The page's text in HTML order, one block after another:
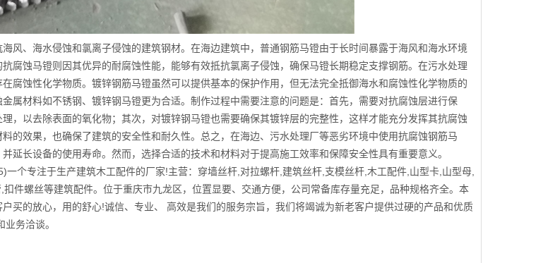
风、海水侵蚀和氯离子侵蚀的建筑钢材。在海边建筑中，普通钢筋马镫由于长时间暴露于海风和海水环境
腐蚀马镫则因其优异的耐腐蚀性能，能够有效抵抗氯离子侵蚀，确保马镫长期稳定支撑钢筋。在污水处理
腐蚀性化学物质。镀锌钢筋马镫虽然可以提供基本的保护作用，但无法完全抵御海水和腐蚀性化学物质的
属材料如不锈钢、镀锌钢马镫更为合适。制作过程中需要注意的问题是：首先，需要对抗腐蚀层进行保
，以去除表面的氧化物；其次，对镀锌钢马镫也需要确保其镀锌层的完整性，这样才能充分发挥其抗腐蚀
的效果，也确保了建筑的安全性和耐久性。总之，在海边、污水处理厂等恶劣环境中使用抗腐蚀钢筋马
延长设备的使用寿命。然而，选择合适的技术和材料对于提高施工效率和保障安全性具有重要意义。
一个专注于生产建筑木工配件的厂家!主营：穿墙丝杆,对拉螺杆,建筑丝杆,支模丝杆,木工配件,山型卡,山型母,
件螺丝等建筑配件。位于重庆市九龙区，位置显要、交通方便，公司常备库存量充足，品种规格齐全。本
买的放心，用的舒心!诚信、专业、 高效是我们的服务宗旨，我们将竭诚为新老客户提供过硬的产品和优质
务洽谈。